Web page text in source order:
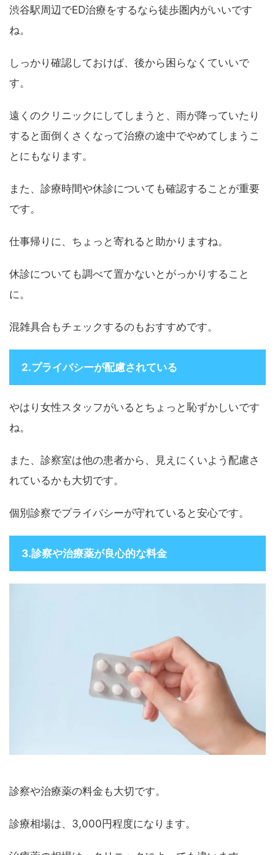
渋谷駅周辺でED治療をするなら徒歩圏内がいいです
ね。
しっかり確認しておけば、後から困らなくていいで
す。
遠くのクリニックにしてしまうと、雨が降っていたり
すると面倒くさくなって治療の途中でやめてしまうこ
とにもなります。
また、診療時間や休診についても確認することが重要
です。
仕事帰りに、ちょっと寄れると助かりますね。
休診についても調べて置かないとがっかりすること
に。
混雑具合もチェックするのもおすすめです。
2.プライバシーが配慮されている
やはり女性スタッフがいるとちょっと恥ずかしいです
ね。
また、診察室は他の患者から、見えにくいよう配慮さ
れているかも大切です。
個別診察でプライバシーが守れていると安心です。
3.診察や治療薬が良心的な料金
診察や治療薬の料金も大切です。
診療相場は、3,000円程度になります。